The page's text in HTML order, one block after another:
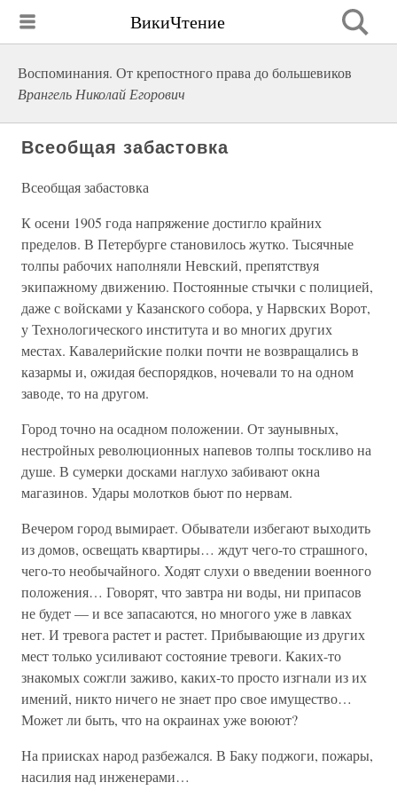
ВикиЧтение
Воспоминания. От крепостного права до большевиков
Врангель Николай Егорович
Всеобщая забастовка
Всеобщая забастовка
К осени 1905 года напряжение достигло крайних
пределов. В Петербурге становилось жутко. Тысячные
толпы рабочих наполняли Невский, препятствуя
экипажному движению. Постоянные стычки с полицией,
даже с войсками у Казанского собора, у Нарвских Ворот,
у Технологического института и во многих других
местах. Кавалерийские полки почти не возвращались в
казармы и, ожидая беспорядков, ночевали то на одном
заводе, то на другом.
Город точно на осадном положении. От заунывных,
нестройных революционных напевов толпы тоскливо на
душе. В сумерки досками наглухо забивают окна
магазинов. Удары молотков бьют по нервам.
Вечером город вымирает. Обыватели избегают выходить
из домов, освещать квартиры… ждут чего-то страшного,
чего-то необычайного. Ходят слухи о введении военного
положения… Говорят, что завтра ни воды, ни припасов
не будет — и все запасаются, но многого уже в лавках
нет. И тревога растет и растет. Прибывающие из других
мест только усиливают состояние тревоги. Каких-то
знакомых сожгли заживо, каких-то просто изгнали из их
имений, никто ничего не знает про свое имущество…
Может ли быть, что на окраинах уже воюют?
На приисках народ разбежался. В Баку поджоги, пожары,
насилия над инженерами…